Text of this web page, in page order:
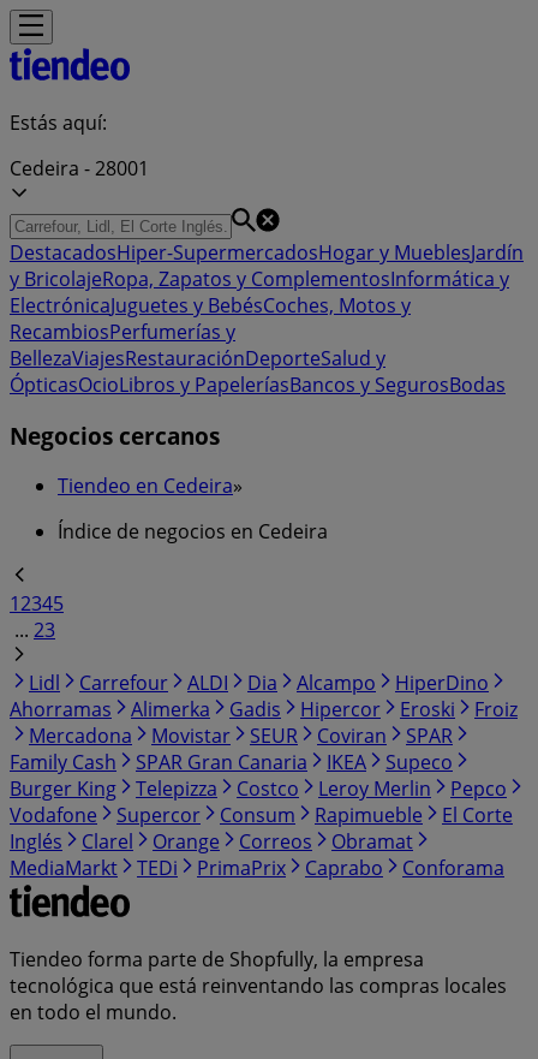
Estás aquí:
Cedeira - 28001
DestacadosHiper-SupermercadosHogar y MueblesJardín
y BricolajeRopa, Zapatos y ComplementosInformática y
ElectrónicaJuguetes y BebésCoches, Motos y
RecambiosPerfumerías y
BellezaViajesRestauraciónDeporteSalud y
ÓpticasOcioLibros y PapeleríasBancos y SegurosBodas
Negocios cercanos
Tiendeo en Cedeira»
Índice de negocios en Cedeira
12345
... 23
Lidl
Carrefour ALDI Dia Alcampo
HiperDino
Ahorramas
Alimerka Gadis Hipercor Eroski
Froiz
Mercadona
Movistar SEUR Coviran
SPAR
Family Cash
SPAR Gran Canaria IKEA
Supeco
Burger King
Telepizza Costco Leroy Merlin
Pepco
Vodafone
Supercor Consum Rapimueble
El Corte
Inglés
Clarel Orange Correos
Obramat
MediaMarkt
TEDi PrimaPrix Caprabo Conforama
Tiendeo forma parte de Shopfully, la empresa
tecnológica que está reinventando las compras locales
en todo el mundo.